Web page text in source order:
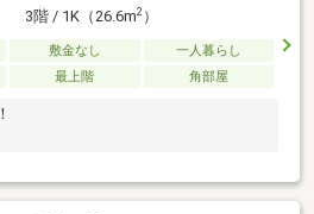
3階 / 1K（26.6m2）
敷金なし
一人暮らし
最上階 角部屋